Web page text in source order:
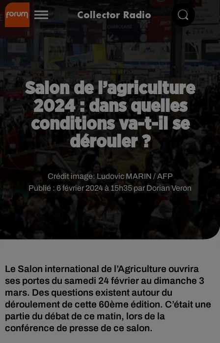
Collector Radio
Salon de l’agriculture
2024 : dans quelles
conditions va-t-il se
dérouler ?
Publié : 6 février 2024 à 15h35 par Dorian Veron
Crédit image: Ludovic MARIN / AFP
Le Salon international de l’Agriculture ouvrira
ses portes du samedi 24 février au dimanche 3
mars. Des questions existent autour du
déroulement de cette 60ème édition. C’était une
partie du débat de ce matin, lors de la